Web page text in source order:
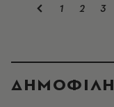
1 2 3
ΔΗΜΟΦΙΛΗ